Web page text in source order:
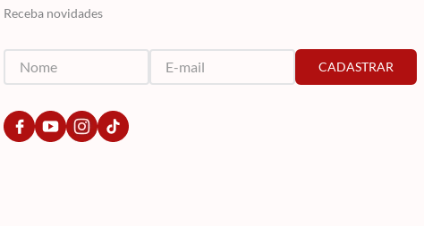
Receba novidades
CADASTRAR